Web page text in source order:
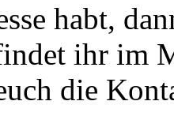
habt,
ihr im
die